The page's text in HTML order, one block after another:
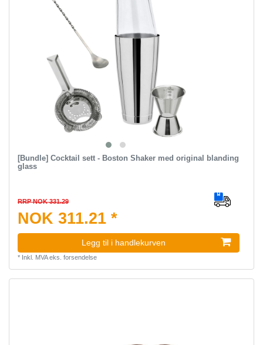
[Bundle] Cocktail sett - Boston Shaker med original blanding
glass
RRP NOK 331.29
NOK 311.21 *
Legg til i handlekurven
* Inkl. MVAeks. forsendelse